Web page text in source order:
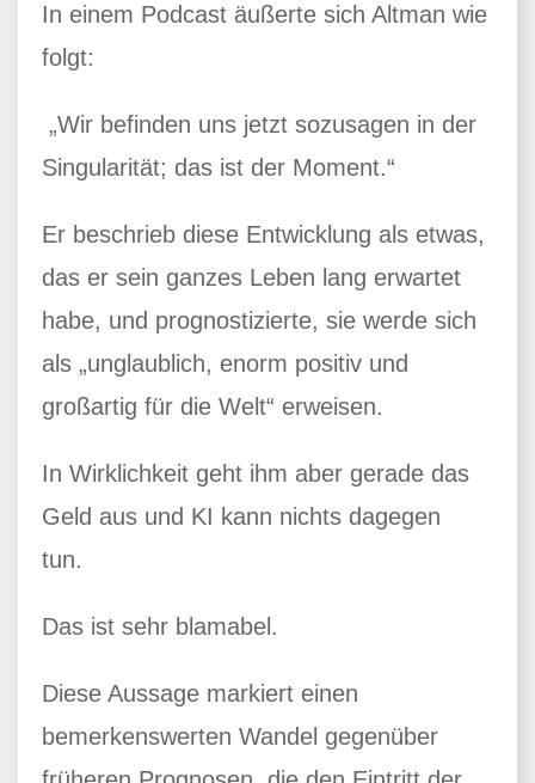
In einem Podcast äußerte sich Altman wie
folgt:
„Wir befinden uns jetzt sozusagen in der
Singularität; das ist der Moment.“
Er beschrieb diese Entwicklung als etwas,
das er sein ganzes Leben lang erwartet
habe, und prognostizierte, sie werde sich
als „unglaublich, enorm positiv und
großartig für die Welt“ erweisen.
In Wirklichkeit geht ihm aber gerade das
Geld aus und KI kann nichts dagegen
tun.
Das ist sehr blamabel.
Diese Aussage markiert einen
bemerkenswerten Wandel gegenüber